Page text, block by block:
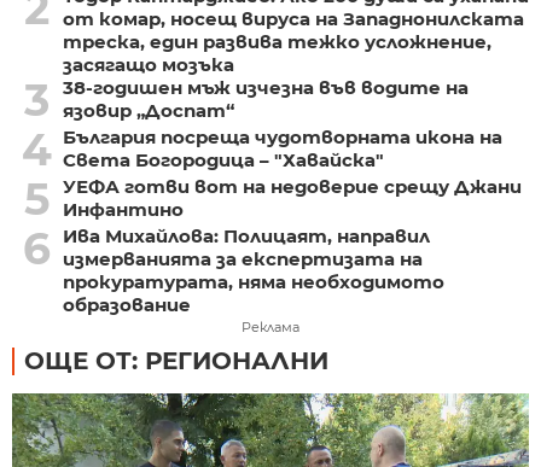
от комар, носещ вируса на Западнонилската
треска, един развива тежко усложнение,
засягащо мозъка
3
38-годишен мъж изчезна във водите на
язовир „Доспат“
4 България посреща чудотворната икона на
Света Богородица – "Хавайска"
5 УЕФА готви вот на недоверие срещу Джани
Инфантино
6
Ива Михайлова: Полицаят, направил
измерванията за експертизата на
прокуратурата, няма необходимото
образование
Реклама
ОЩЕ ОТ: РЕГИОНАЛНИ